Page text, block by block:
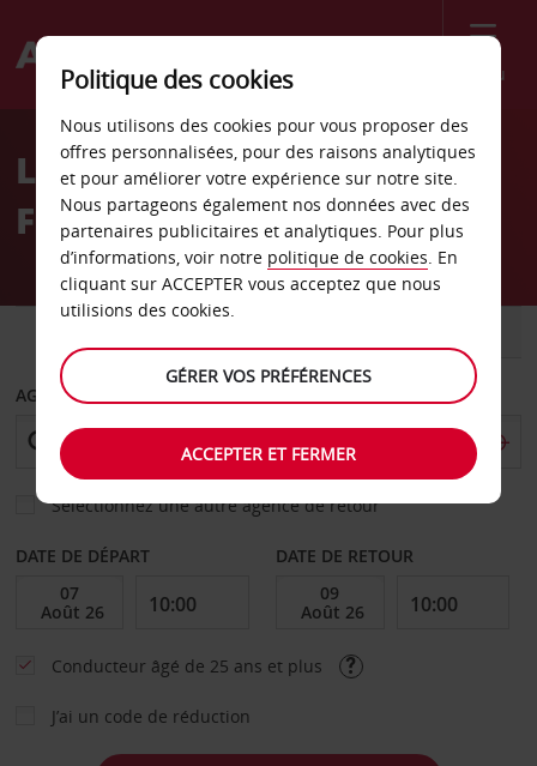
Menu
Welcome
AvisLocation de voiture
Fayetteville
AGENCE DE DÉPART
Sélectionnez une autre agence de retour
DATE DE DÉPART DATE DE RETOUR
Conducteur âgé de 25 ans et plus
J’ai un code de réduction
Politique des cookies
Nous utilisons des cookies pour vous proposer des
offres personnalisées, pour des raisons analytiques
et pour améliorer votre expérience sur notre site.
Nous partageons également nos données avec des
partenaires publicitaires et analytiques. Pour plus
d’informations, voir notre politique de cookies. En
cliquant sur ACCEPTER vous acceptez que nous
utilisions des cookies.
GÉRER VOS PRÉFÉRENCES
ACCEPTER ET FERMER